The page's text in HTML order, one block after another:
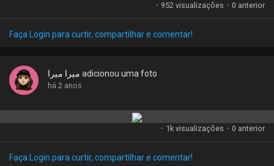
· 952 visualizações · 0 anterior
Faça Login para curtir, compartilhar e comentar!
ميرا ميرا adicionou uma foto
há 2 anos
· 1k visualizações · 0 anterior
Faça Login para curtir, compartilhar e comentar!